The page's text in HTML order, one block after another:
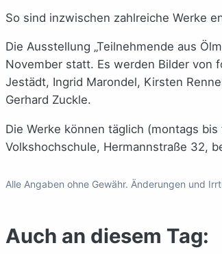
So sind inzwischen zahlreiche Werke
Die Ausstellung „Teilnehmende aus
November statt. Es werden Bilder von
Jestädt, Ingrid Marondel, Kirsten
Gerhard Zuckle.
Die Werke können täglich (montags
Volkshochschule, Hermannstraße 32,
Alle Angaben ohne Gewähr. Änderungen und
Auch an diesem Tag: